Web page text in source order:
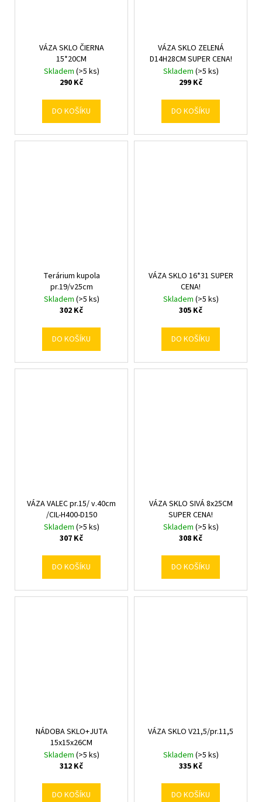
VÁZA SKLO ČIERNA
15*20CM
Skladem (>5 ks)
290 Kč
DO KOŠÍKU
VÁZA SKLO ZELENÁ
D14H28CM SUPER CENA!
Skladem (>5 ks)
299 Kč
DO KOŠÍKU
Terárium kupola
pr.19/v25cm
Skladem (>5 ks)
302 Kč
DO KOŠÍKU
VÁZA SKLO 16*31 SUPER
CENA!
Skladem (>5 ks)
305 Kč
DO KOŠÍKU
VÁZA VALEC pr.15/ v.40cm
/CIL-H400-D150
Skladem (>5 ks)
307 Kč
DO KOŠÍKU
VÁZA SKLO SIVÁ 8x25CM
SUPER CENA!
Skladem (>5 ks)
308 Kč
DO KOŠÍKU
NÁDOBA SKLO+JUTA
15x15x26CM
Skladem (>5 ks)
312 Kč
DO KOŠÍKU
VÁZA SKLO V21,5/pr.11,5
Skladem (>5 ks)
335 Kč
DO KOŠÍKU